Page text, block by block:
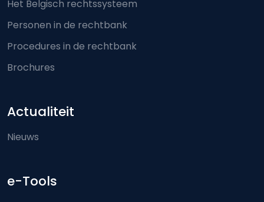
Het Belgisch rechtssysteem
Personen in de rechtbank
Procedures in de rechtbank
Brochures
Actualiteit
Nieuws
e-Tools